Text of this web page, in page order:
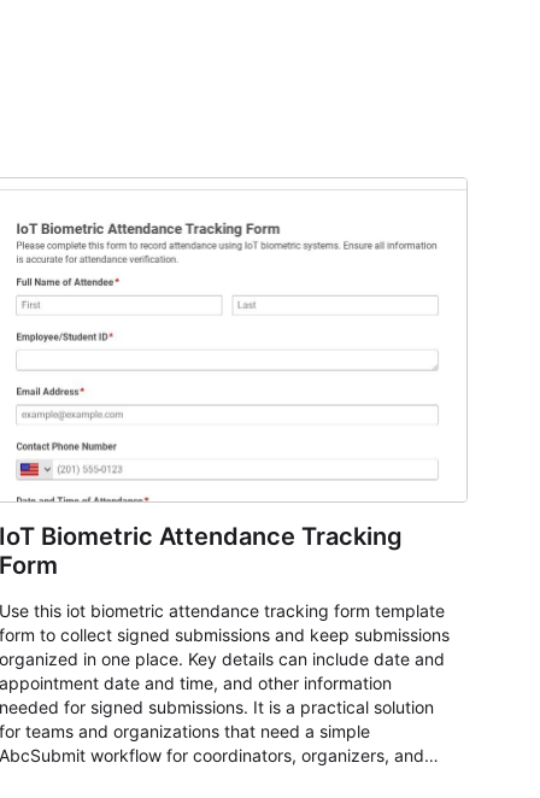
IoT Biometric Attendance Tracking
Form
Use this iot biometric attendance tracking form template
form to collect signed submissions and keep submissions
organized in one place. Key details can include date and
appointment date and time, and other information
needed for signed submissions. It is a practical solution
for teams and organizations that need a simple
AbcSubmit workflow for coordinators, organizers, and